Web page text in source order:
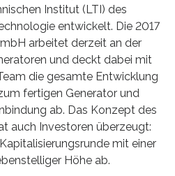
Institut (LTI) des
entwickelt. Die 2017
arbeitet derzeit an der
und deckt dabei mit
die gesamte Entwicklung
fertigen Generator und
ab. Das Konzept des
auch Investoren überzeugt:
mit einer
Höhe ab.